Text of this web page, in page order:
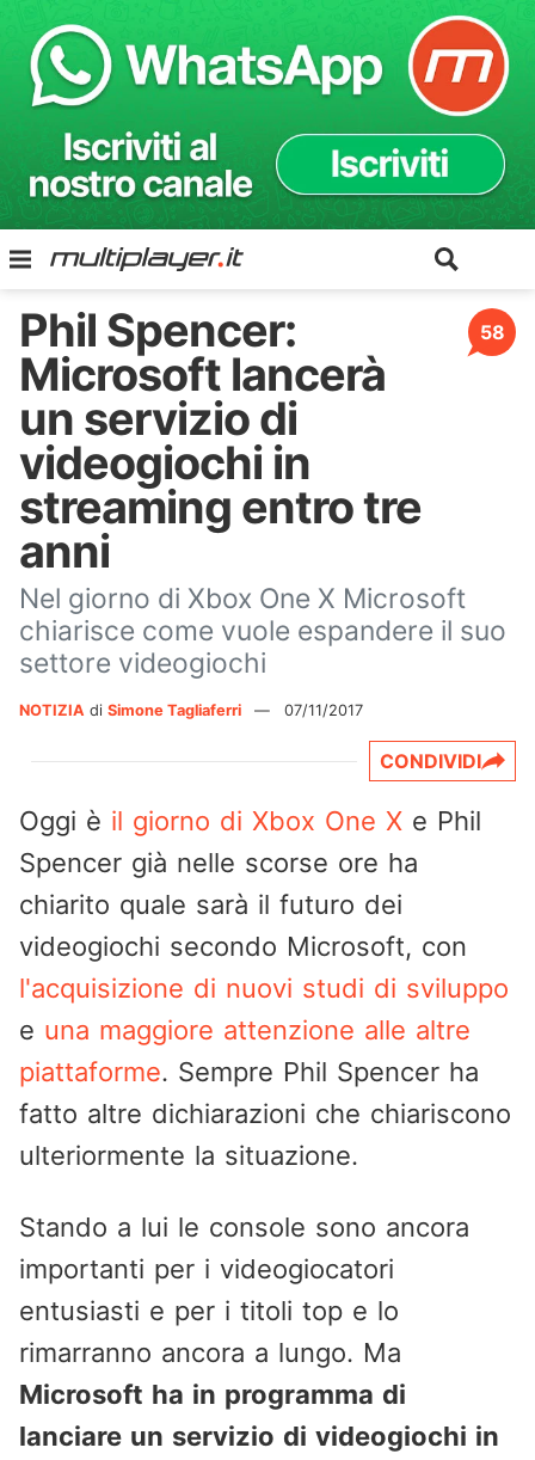
58
Phil Spencer:
Microsoft lancerà
un servizio di
videogiochi in
streaming entro tre
anni
Nel giorno di Xbox One X Microsoft
chiarisce come vuole espandere il suo
settore videogiochi
NOTIZIA di Simone Tagliaferri — 07/11/2017
CONDIVIDI
Oggi è il giorno di Xbox One X e Phil
Spencer già nelle scorse ore ha
chiarito quale sarà il futuro dei
videogiochi secondo Microsoft, con
l'acquisizione di nuovi studi di sviluppo
e una maggiore attenzione alle altre
piattaforme. Sempre Phil Spencer ha
fatto altre dichiarazioni che chiariscono
ulteriormente la situazione.
Stando a lui le console sono ancora
importanti per i videogiocatori
entusiasti e per i titoli top e lo
rimarranno ancora a lungo. Ma
Microsoft ha in programma di
lanciare un servizio di videogiochi in